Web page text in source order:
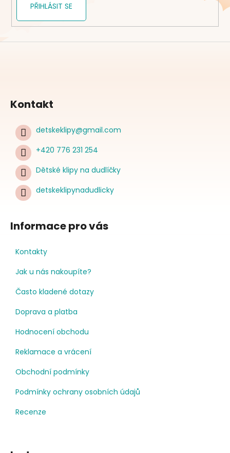
PŘIHLÁSIT SE
Kontakt
detskeklipy@gmail.com
+420 776 231 254
Dětské klipy na dudlíčky
detskeklipynadudlicky
Informace pro vás
Kontakty
Jak u nás nakoupíte?
Často kladené dotazy
Doprava a platba
Hodnocení obchodu
Reklamace a vrácení
Obchodní podmínky
Podmínky ochrany osobních údajů
Recenze